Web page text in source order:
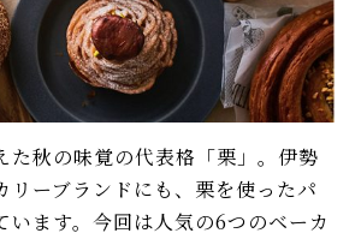
た秋の味覚の代表格「栗」。伊勢
リーブランドにも、栗を使ったパ
います。今回は人気の6つのベーカ